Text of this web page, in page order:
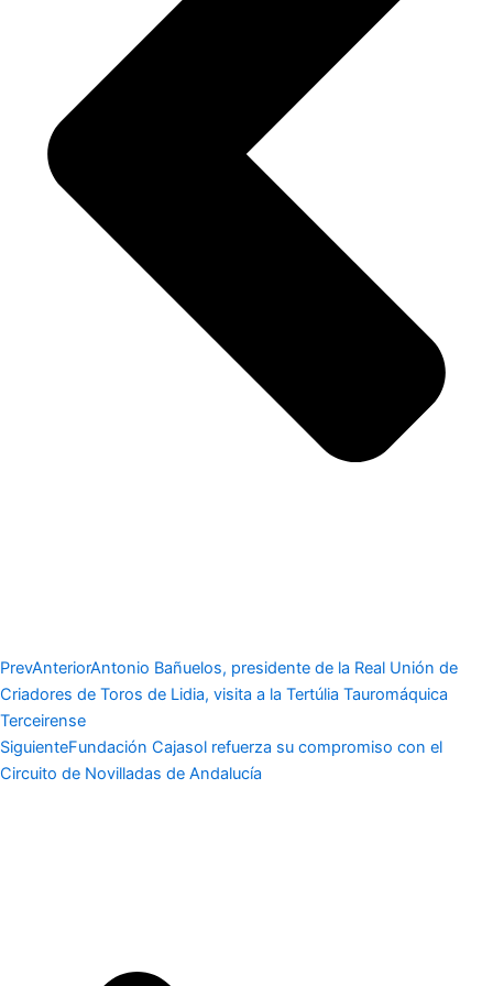
PrevAnteriorAntonio Bañuelos, presidente de la Real Unión de
Criadores de Toros de Lidia, visita a la Tertúlia Tauromáquica
Terceirense
SiguienteFundación Cajasol refuerza su compromiso con el
Circuito de Novilladas de Andalucía